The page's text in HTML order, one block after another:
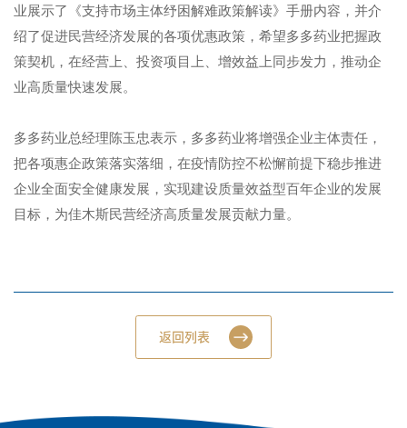
业展示了《支持市场主体纾困解难政策解读》手册内容，并介
绍了促进民营经济发展的各项优惠政策，希望多多药业把握政
策契机，在经营上、投资项目上、增效益上同步发力，推动企
业高质量快速发展。
多多药业总经理陈玉忠表示，多多药业将增强企业主体责任，
把各项惠企政策落实落细，在疫情防控不松懈前提下稳步推进
企业全面安全健康发展，实现建设质量效益型百年企业的发展
目标，为佳木斯民营经济高质量发展贡献力量。
返回列表